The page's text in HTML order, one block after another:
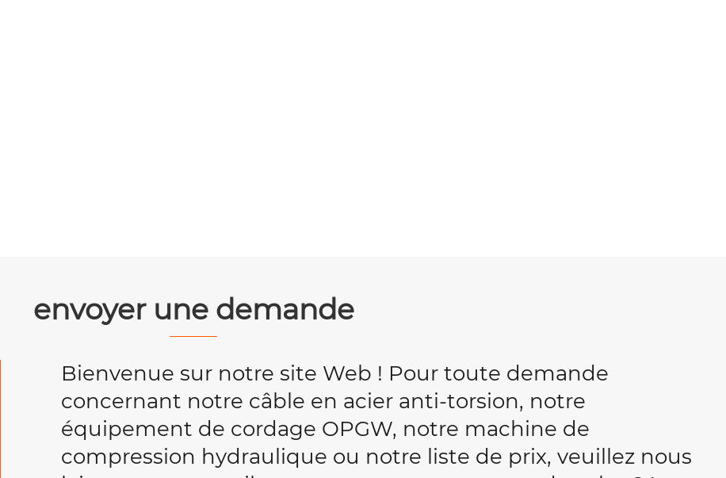
envoyer une demande
Bienvenue sur notre site Web ! Pour toute demande
concernant notre câble en acier anti-torsion, notre
équipement de cordage OPGW, notre machine de
compression hydraulique ou notre liste de prix, veuillez nous